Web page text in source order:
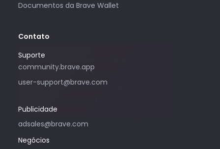
Documentos da Brave Wallet
Contato
Suporte
community.brave.app
user-support@brave.com
Publicidade
adsales@brave.com
Só utilize este endereço de e-mail se
tiver interesse em adquirir publicidade
com o Brave. Para obter suporte,
Negócios